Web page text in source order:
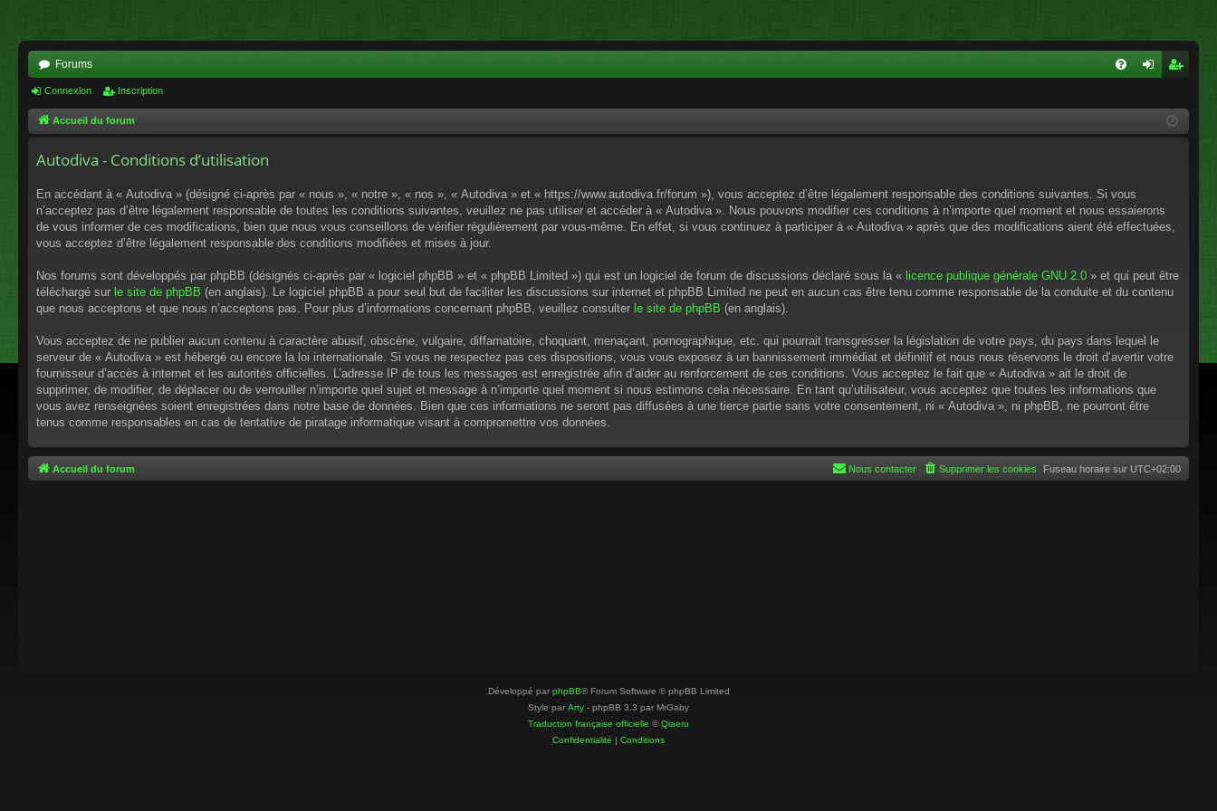
Forums
cri
Connexion Inscription
Accueil du forum
Autodiva - Conditions d’utilisation
En accédant à « Autodiva » (désigné ci-après par « nous », « notre », « nos », « Autodiva » et « https://www.autodiva.fr/forum »), vous acceptez d’être légalement responsable des conditions suivantes. Si vous
n’acceptez pas d’être légalement responsable de toutes les conditions suivantes, veuillez ne pas utiliser et accéder à « Autodiva ». Nous pouvons modifier ces conditions à n’importe quel moment et nous essaierons
de vous informer de ces modifications, bien que nous vous conseillons de vérifier régulièrement par vous-même. En effet, si vous continuez à participer à « Autodiva » après que des modifications aient été effectuées,
vous acceptez d’être légalement responsable des conditions modifiées et mises à jour.
Nos forums sont développés par phpBB (désignés ci-après par « logiciel phpBB » et « phpBB Limited ») qui est un logiciel de forum de discussions déclaré sous la « licence publique générale GNU 2.0 » et qui peut être
téléchargé sur le site de phpBB (en anglais). Le logiciel phpBB a pour seul but de faciliter les discussions sur internet et phpBB Limited ne peut en aucun cas être tenu comme responsable de la conduite et du contenu
que nous acceptons et que nous n’acceptons pas. Pour plus d’informations concernant phpBB, veuillez consulter le site de phpBB (en anglais).
Vous acceptez de ne publier aucun contenu à caractère abusif, obscène, vulgaire, diffamatoire, choquant, menaçant, pornographique, etc. qui pourrait transgresser la législation de votre pays, du pays dans lequel le
serveur de « Autodiva » est hébergé ou encore la loi internationale. Si vous ne respectez pas ces dispositions, vous vous exposez à un bannissement immédiat et définitif et nous nous réservons le droit d’avertir votre
fournisseur d’accès à internet et les autorités officielles. L’adresse IP de tous les messages est enregistrée afin d’aider au renforcement de ces conditions. Vous acceptez le fait que « Autodiva » ait le droit de
supprimer, de modifier, de déplacer ou de verrouiller n’importe quel sujet et message à n’importe quel moment si nous estimons cela nécessaire. En tant qu’utilisateur, vous acceptez que toutes les informations que
vous avez renseignées soient enregistrées dans notre base de données. Bien que ces informations ne seront pas diffusées à une tierce partie sans votre consentement, ni « Autodiva », ni phpBB, ne pourront être
tenus comme responsables en cas de tentative de piratage informatique visant à compromettre vos données.
Accueil du forum Fuseau horaire sur UTC+02:00
Supprimer les cookies
Nous contacter
Développé par phpBB® Forum Software © phpBB Limited
Style par Arty - phpBB 3.3 par MrGaby
Traduction française officielle ©Qiaeru
Confidentialité | Conditions